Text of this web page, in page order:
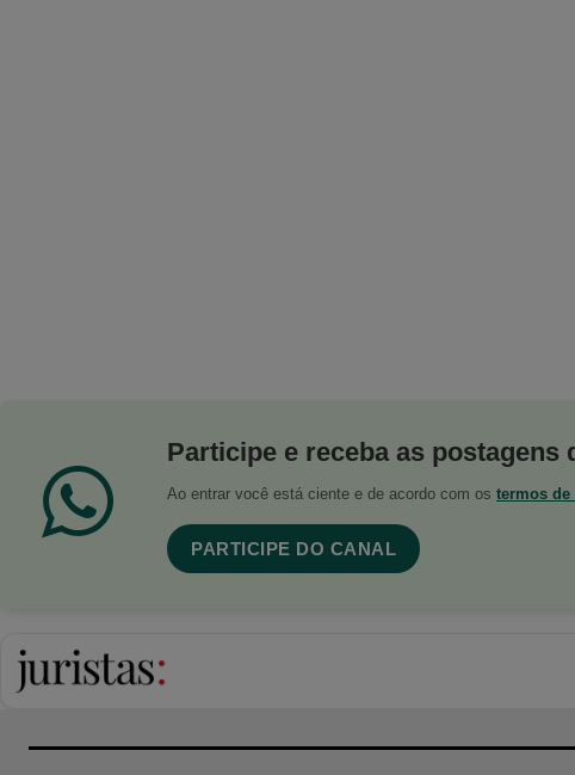
Participe e receba as
Ao entrar você está ciente e de acordo com os termos de
PARTICIPE DO CANAL